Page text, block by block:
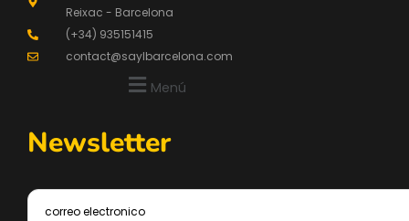
Reixac - Barcelona
(+34) 935151415
contact@saylbarcelona.com
Menú
Newsletter